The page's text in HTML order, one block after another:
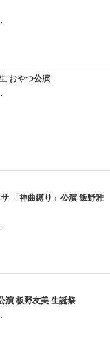
おやつ公演
「神曲縛り」公演 飯野雅
演 板野友美 生誕祭